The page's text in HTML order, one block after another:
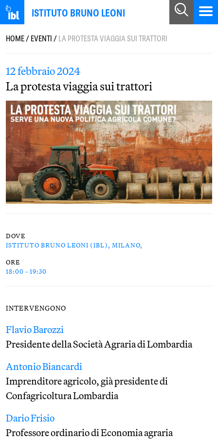
ISTITUTO BRUNO LEONI
HOME/EVENTI/LA PROTESTA VIAGGIA SUI TRATTORI
12 febbraio 2024
La protesta viaggia sui trattori
DOVE
ISTITUTO BRUNO LEONI (IBL), MILANO,
ORE
18:00 - 19:30
INTERVENGONO
Flavio Barozzi
Presidente della Società Agraria di Lombardia
Antonio Biancardi
Imprenditore agricolo, già presidente di
Confagricoltura Lombardia
Dario Frisio
Professore ordinario di Economia agraria